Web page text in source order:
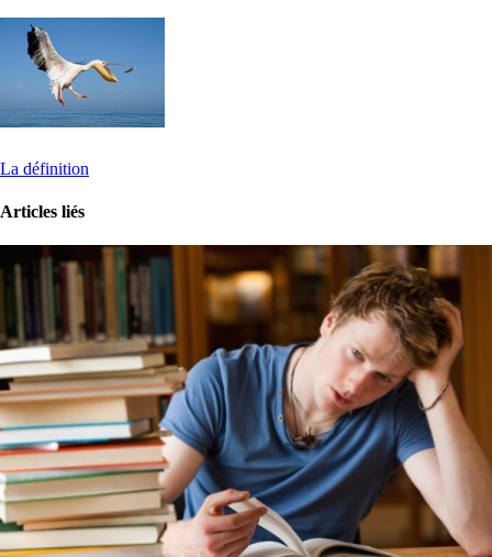
La définition
Articles liés